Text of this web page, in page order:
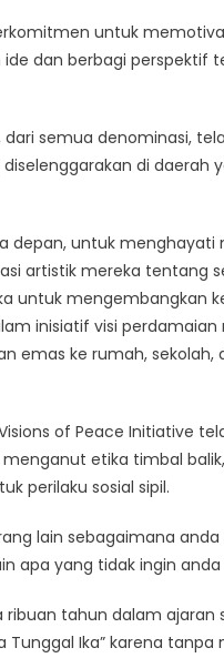
untuk
dan berbagi perspektif
semua denominasi,
di daerah
depan, untuk menghayati
artistik mereka tentang
untuk mengembangkan
inisiatif visi
ke rumah, sekolah,
of Peace Initiative
etika timbal
perilaku sosial sipil.
lain sebagaimana
apa yang tidak ingin anda
tahun dalam ajaran
Tunggal Ika” karena